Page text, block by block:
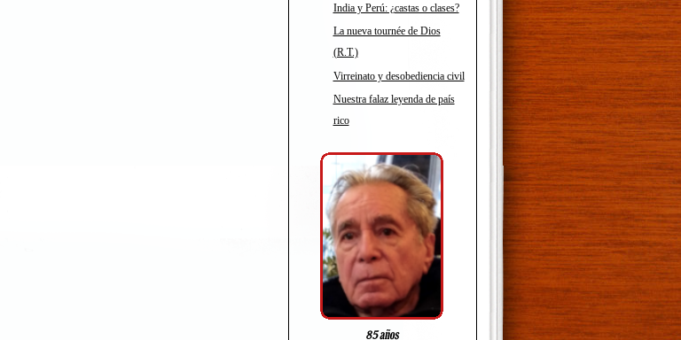
India y Perú: ¿castas o clases?
La nueva tournée de Dios
(R.T.)
Virreinato y desobediencia civil
Nuestra falaz leyenda de país
rico